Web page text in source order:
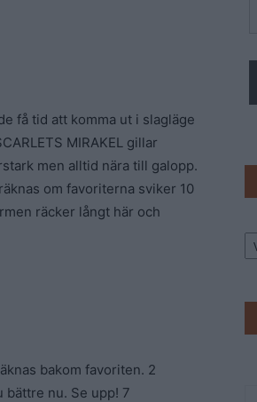
få tid att komma ut i slagläge
MIRAKEL gillar
men alltid nära till galopp.
om favoriterna sviker 10
räcker långt här och
bakom favoriten. 2
bättre nu. Se upp! 7